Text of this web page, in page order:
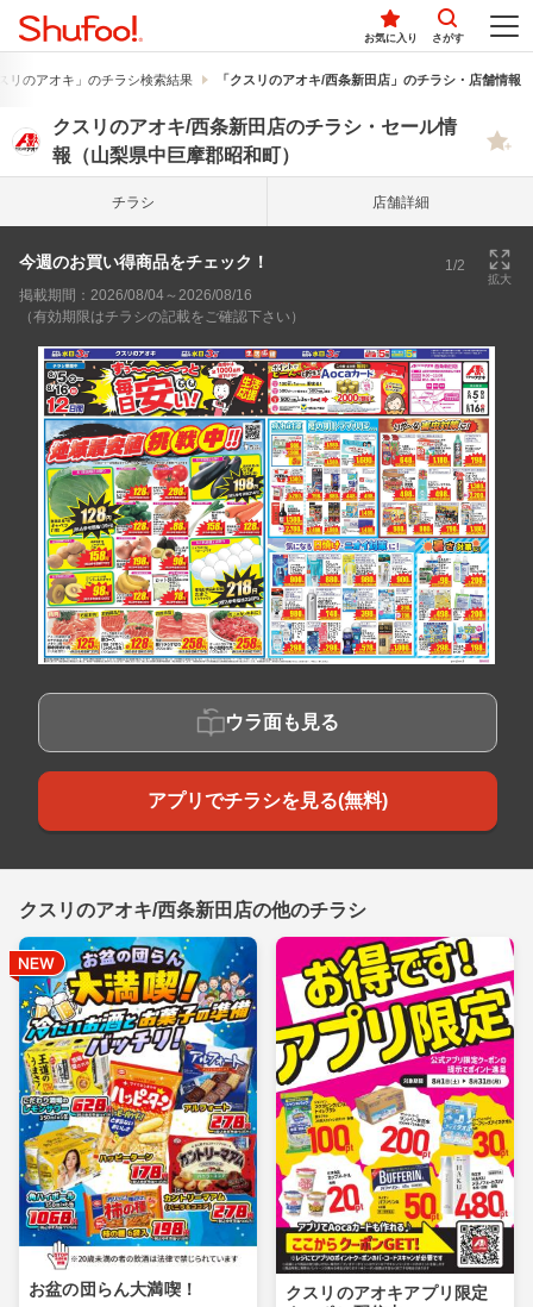
お気に入り さがす
リのアオキ」のチラシ検索結果 「クスリのアオキ/西条新田店」のチラシ・店舗情報
クスリのアオキ/西条新田店のチラシ・セール情
報（山梨県中巨摩郡昭和町）
チラシ 店舗詳細
今週のお買い得商品をチェック！ 1/2
拡大
掲載期間：2026/08/04～2026/08/16
（有効期限はチラシの記載をご確認下さい）
ウラ面も見る
アプリでチラシを見る(無料)
クスリのアオキ/西条新田店の他のチラシ
お盆の団らん大満喫！
クスリのアオキアプリ限定